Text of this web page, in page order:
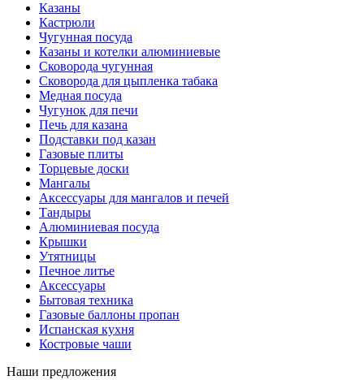
Казаны
Кастрюли
Чугунная посуда
Казаны и котелки алюминиевые
Сковорода чугунная
Сковорода для цыпленка табака
Медная посуда
Чугунок для печи
Печь для казана
Подставки под казан
Газовые плиты
Торцевые доски
Мангалы
Аксессуары для мангалов и печей
Тандыры
Алюминиевая посуда
Крышки
Утятницы
Печное литье
Аксессуары
Бытовая техника
Газовые баллоны пропан
Испанская кухня
Костровые чаши
Наши предложения